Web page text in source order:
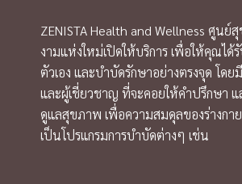
ZENISTA Health and Wellness ศูนย์
งามแห่งใหม่เปิดให้บริการ เพื่อให้คุณได้
ตัวเอง และบำบัดรักษาอย่างตรงจุด โ
และผู้เชี่ยวชาญ ที่จะคอยให้คำปรึกษา แ
ดูแลสุขภาพ เพื่อความสมดุลของร่างกา
เป็นโปรแกรมการบำบัดต่างๆ เช่น